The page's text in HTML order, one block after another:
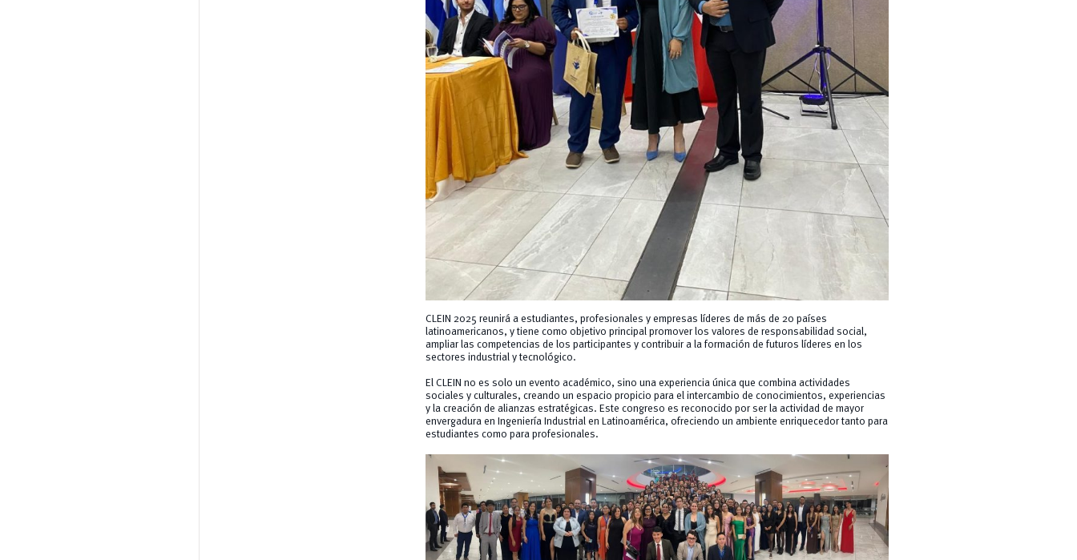
CLEIN 2025 reunirá a estudiantes, profesionales y empresas líderes de más de 20 países
latinoamericanos, y tiene como objetivo principal promover los valores de responsabilidad social,
ampliar las competencias de los participantes y contribuir a la formación de futuros líderes en los
sectores industrial y tecnológico.
El CLEIN no es solo un evento académico, sino una experiencia única que combina actividades
sociales y culturales, creando un espacio propicio para el intercambio de conocimientos, experiencias
y la creación de alianzas estratégicas. Este congreso es reconocido por ser la actividad de mayor
envergadura en Ingeniería Industrial en Latinoamérica, ofreciendo un ambiente enriquecedor tanto para
estudiantes como para profesionales.